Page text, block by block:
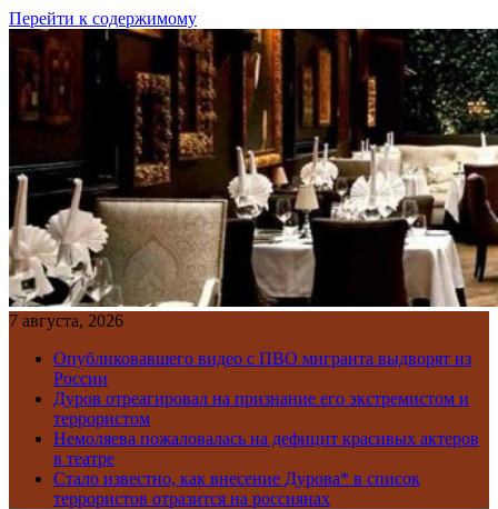
Перейти к содержимому
7 августа, 2026
Опубликовавшего видео с ПВО мигранта выдворят из
России
Дуров отреагировал на признание его экстремистом и
террористом
Немоляева пожаловалась на дефицит красивых актеров
в театре
Стало известно, как внесение Дурова* в список
террористов отразится на россиянах